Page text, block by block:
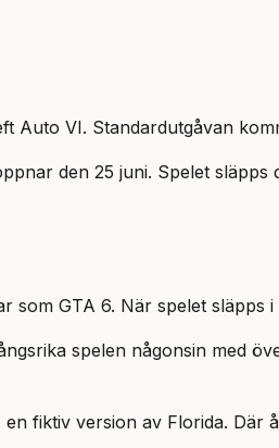
Auto VI. Standardutgåvan
den 25 juni. Spelet
GTA 6. När spelet släpps
spelen någonsin med
fiktiv version av Florida.